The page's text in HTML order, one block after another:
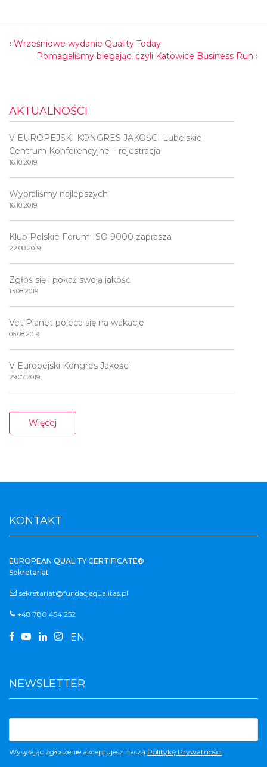
‹ Wrześniowe wydanie Quality Today
Pomagaliśmy biegając, czyli Katowice Business Run ›
AKTUALNOŚCI
V EUROPEJSKI KONGRES JAKOŚCI Lubelskie
Centrum Konferencyjne – rejestracja
16.10.2019
Wybraliśmy najlepszych
16.10.2019
Klub Polskie Forum ISO 9000 zaprasza
22.08.2019
Zgłoś się i pokaż swoją jakość
13.08.2019
Vet Planet poleca się na wakacje
06.08.2019
V Europejski Kongres Jakości
29.07.2019
Więcej
KONTAKT
EUROPEAN QUALITY CERTIFICATE®
Sekretariat
sekretariat@fundacjaqualitas.pl
+48 780 454 252
    EN
NEWSLETTER
Wysyłając zgłoszenie akceptujesz naszą Politykę Prywatności.